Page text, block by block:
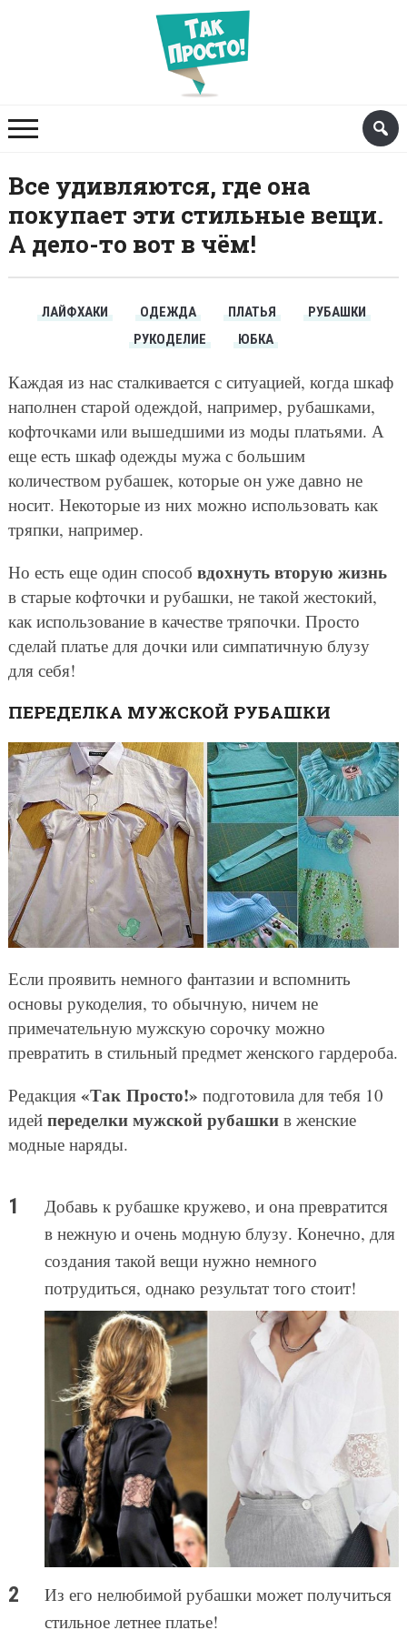
Все удивляются, где она
покупает эти стильные вещи.
А дело-то вот в чём!
ЛАЙФХАКИ ОДЕЖДА ПЛАТЬЯ
РУБАШКИ
РУКОДЕЛИЕ
ЮБКА
Каждая из нас сталкивается с ситуацией, когда шкаф
наполнен старой одеждой, например, рубашками,
кофточками или вышедшими из моды платьями. А
еще есть шкаф одежды мужа с большим
количеством рубашек, которые он уже давно не
носит. Некоторые из них можно использовать как
тряпки, например.
Но есть еще один способ вдохнуть вторую жизнь
в старые кофточки и рубашки, не такой жестокий,
как использование в качестве тряпочки. Просто
сделай платье для дочки или симпатичную блузу
для себя!
ПЕРЕДЕЛКА МУЖСКОЙ РУБАШКИ
Если проявить немного фантазии и вспомнить
основы рукоделия, то обычную, ничем не
примечательную мужскую сорочку можно
превратить в стильный предмет женского гардероба.
Редакция «Так Просто!» подготовила для тебя 10
идей переделки мужской рубашкив женские
модные наряды.
Добавь к рубашке кружево, и она превратится
в нежную и очень модную блузу. Конечно, для
создания такой вещи нужно немного
потрудиться, однако результат того стоит!
Из его нелюбимой рубашки может получиться
стильное летнее платье!